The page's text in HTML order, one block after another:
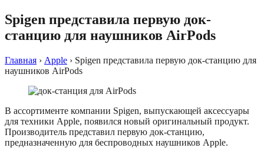
Spigen представила первую док-
станцию для наушников AirPods
Главная › Apple › Spigen представила первую док-станцию для
наушников AirPods
В ассортименте компании Spigen, выпускающей аксессуары
для техники Apple, появился новый оригинальный продукт.
Производитель представил первую док-станцию,
предназначенную для беспроводных наушников Apple.